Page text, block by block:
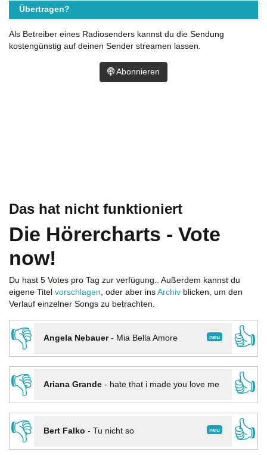
Das hat nicht funktioniert
Die Hörercharts - Vote
now!
Du hast 5 Votes pro Tag zur verfügung.. Außerdem kannst du
eigene Titel vorschlagen, oder aber ins Archiv blicken, um den
Verlauf einzelner Songs zu betrachten.
👎 neu
Angela Nebauer- Mia Bella Amore
👍
👎
Ariana Grande- hate that i made you love me
👍
👎
neu
Bert Falko - Tu nicht so
👍
Übertragen?
Als Betreiber eines Radiosenders kannst du die Sendung
kostengünstig auf deinen Sender streamen lassen.
Abonnieren